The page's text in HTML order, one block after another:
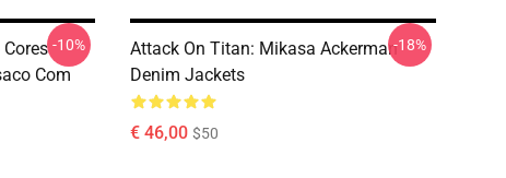
Com
-10%
Attack On Titan: Mikasa Ackerman
Denim Jackets
€ 46,00 $50
-18%